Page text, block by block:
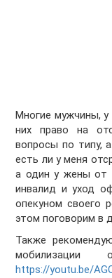
Многие мужчины, у
них право на
вопросы по типу,
есть ли у меня
а один у жены от
инвалид и уход
опекуном своего
этом поговорим в
Также
https://youtu.be/